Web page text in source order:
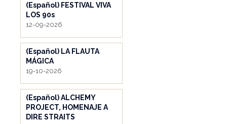
(Español) FESTIVAL VIVA
LOS 90s
12-09-2026
(Español) LA FLAUTA
MÁGICA
19-10-2026
(Español) ALCHEMY
PROJECT, HOMENAJE A
DIRE STRAITS